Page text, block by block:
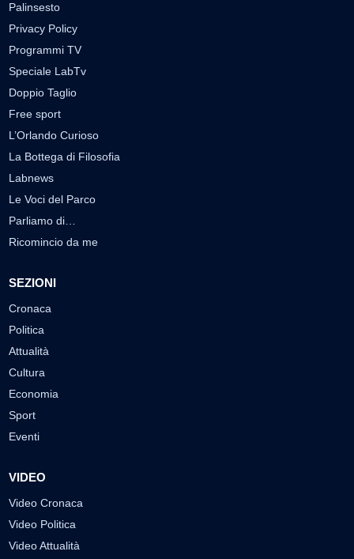
Palinsesto
Privacy Policy
Programmi TV
Speciale LabTv
Doppio Taglio
Free sport
L’Orlando Curioso
La Bottega di Filosofia
Labnews
Le Voci del Parco
Parliamo di…
Ricomincio da me
SEZIONI
Cronaca
Politica
Attualità
Cultura
Economia
Sport
Eventi
VIDEO
Video Cronaca
Video Politica
Video Attualità